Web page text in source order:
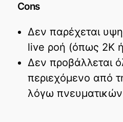
Cons
Δεν παρέχεται
live ροή (όπως 2K
Δεν προβάλλεται
περιεχόμενο από
λόγω